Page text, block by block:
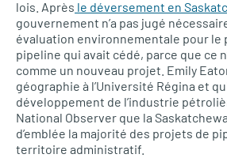
lois. Après le déversement en
gouvernement n’a pas jugé
évaluation environnementale pour le
pipeline qui avait cédé, parce que ce
comme un nouveau projet. Emily
géographie à l’Université Régina et
développement de l’industrie
National Observer que la
d’emblée la majorité des projets de
territoire administratif.